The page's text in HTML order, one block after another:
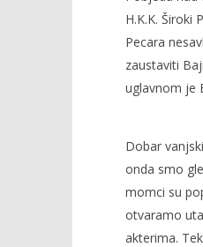
HKK Široki
ASA BH
2008.
Rafaela
H.K.K.
Pecara
zaustaviti
uglavnom je
Dobar
onda smo
momci su
otvaramo
akterima.